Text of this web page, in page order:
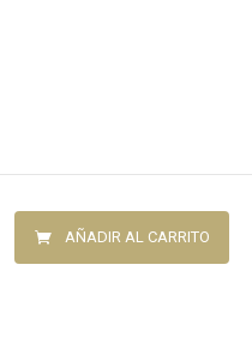
AÑADIR AL CARRITO